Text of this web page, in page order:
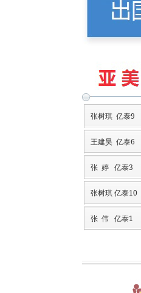
张树琪 亿泰9
王建昊 亿泰6
张 婷 亿泰3
张树琪 亿泰10
张 伟 亿泰1